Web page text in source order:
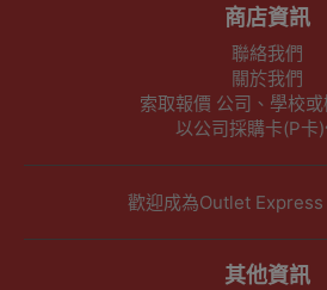
商店資訊
聯絡我們
關於我們
索取報價 公司、學校
以公司採購卡(P卡
歡迎成為Outlet Express
其他資訊